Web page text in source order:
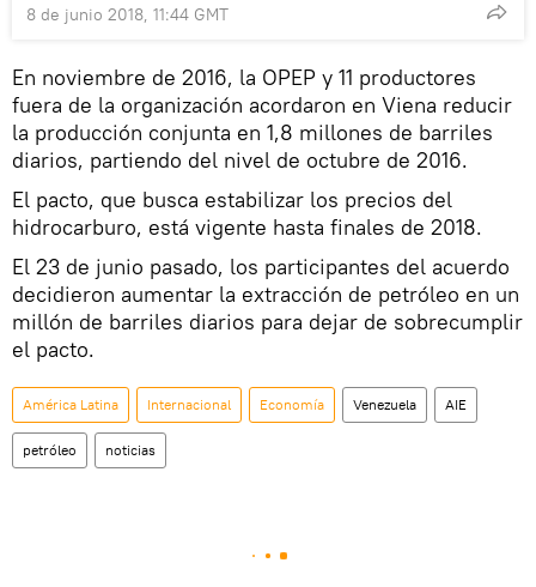
8 de junio 2018, 11:44 GMT
En noviembre de 2016, la OPEP y 11 productores
fuera de la organización acordaron en Viena reducir
la producción conjunta en 1,8 millones de barriles
diarios, partiendo del nivel de octubre de 2016.
El pacto, que busca estabilizar los precios del
hidrocarburo, está vigente hasta finales de 2018.
El 23 de junio pasado, los participantes del acuerdo
decidieron aumentar la extracción de petróleo en un
millón de barriles diarios para dejar de sobrecumplir
el pacto.
América Latina Internacional Economía Venezuela AIE
petróleo noticias